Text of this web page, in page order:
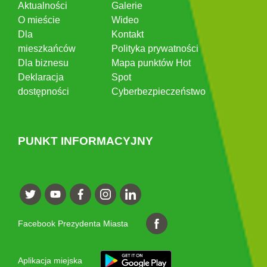
Aktualności
O mieście
Dla
mieszkańców
Dla biznesu
Deklaracja
dostępności
Galerie
Wideo
Kontakt
Polityka prywatności
Mapa punktów Hot
Spot
Cyberbezpieczeństwo
PUNKT INFORMACYJNY
Facebook Prezydenta Miasta
Aplikacja miejska